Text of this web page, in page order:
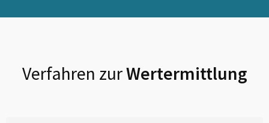
Verfahren zurWertermittlung